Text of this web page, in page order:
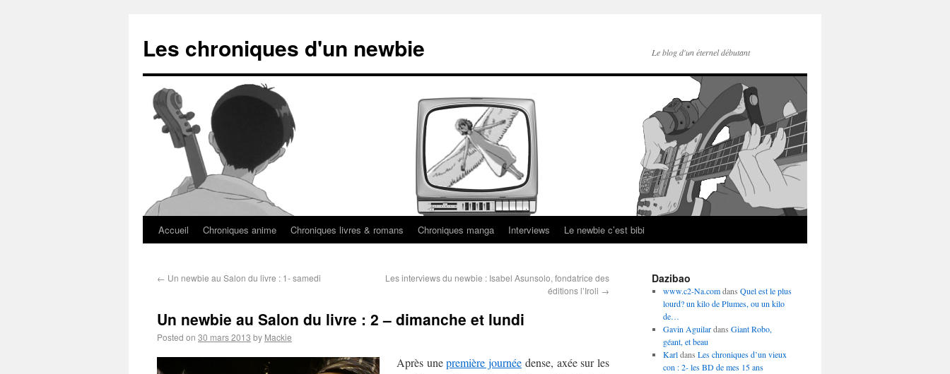
Les chroniques d'un newbie Le blog d'un éternel débutant
Accueil Chroniques anime Chroniques livres & romans Chroniques manga Interviews Le newbie c’est bibi
← Un newbie au Salon du livre : 1- samedi
Les interviews du newbie : Isabel Asunsolo, fondatrice des
éditions l’Iroli →
Un newbie au Salon du livre : 2 – dimanche et lundi
Posted on 30 mars 2013 by Mackie
Après unepremière journée dense, axée sur les
Dazibao
www.c2-Na.comdans Quel est le plus
lourd? un kilo de Plumes, ou un kilo
de…
Gavin Aguilardans Giant Robo,
géant, et beau
Karldans Les chroniques d’un vieux
con : 2- les BD de mes 15 ans